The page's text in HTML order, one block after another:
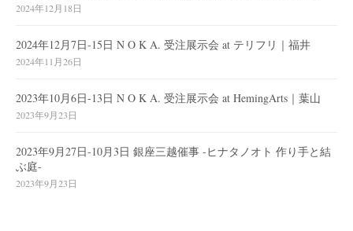
2024年12月18日
2024年12月7日-15日 N O K A. 受注展示会 at テリフリ｜福井
2024年11月26日
2023年10月6日-13日 N O K A. 受注展示会 at HemingArts｜葉山
2023年9月23日
2023年9月27日-10月3日 銀座三越催事 -ヒナタノオト 作り手と結
ぶ庭-
2023年9月23日